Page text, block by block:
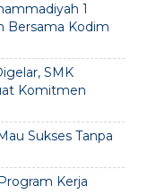
1
Bersama Kodim
SMK
Komitmen
Sukses Tanpa
Kerja